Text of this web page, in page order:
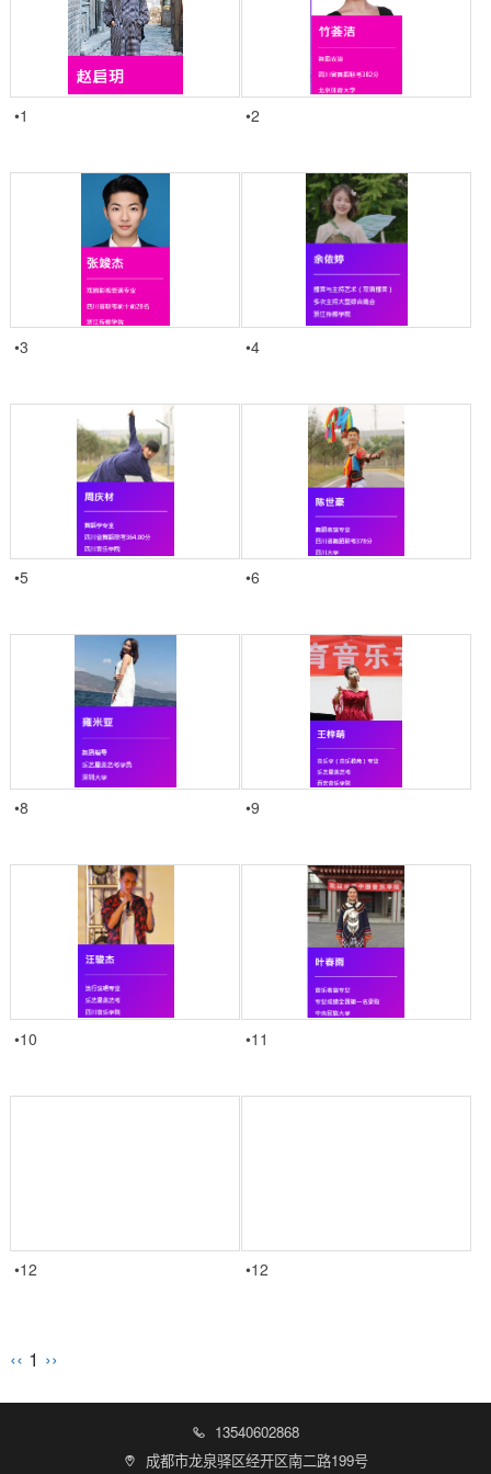
•1 •2
•3 •4
•5 •6
•8 •9
•10 •11
•12 •12
‹‹ 1 ››
 13540602868
 成都市龙泉驿区经开区南二路199号